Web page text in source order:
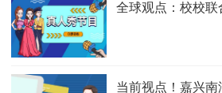
全球观点：校校联
当前视点！嘉兴